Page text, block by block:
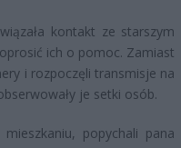
kontakt ze starszym
ich o pomoc. Zamiast
i rozpoczęli transmisje na
je setki osób.
popychali pana